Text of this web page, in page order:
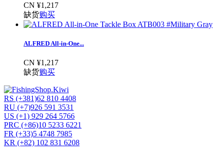
CN ¥1,217
缺货购买
ALFRED All-in-One...
CN ¥1,217
缺货购买
RS (+381)62 810 4408
RU (+7)926 591 3531
US (+1) 929 264 5766
PRC (+86)10 5233 6221
FR (+33)5 4748 7985
KR (+82) 102 831 6208